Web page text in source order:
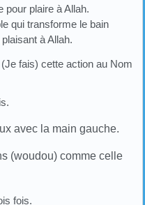
pour plaire à Allah.
qui transforme le bain
à Allah.
fais) cette action au Nom
avec la main gauche.
(woudou) comme celle
fois.